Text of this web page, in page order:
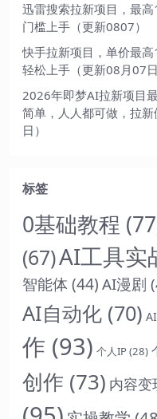
迅雷搜索拉新项目，最
门槛上手（更新0807）
快手拉新项目，单价最
轻松上手（更新08月07日
2026年即梦AI拉新项目
简单，人人都可做，拉
日）
标签
0基础教程
(67)AI工具实
智能体 (44) AI漫剧
AI自动化 (70)
作 (93) 个人IP(28)
创作 (73) 内容变